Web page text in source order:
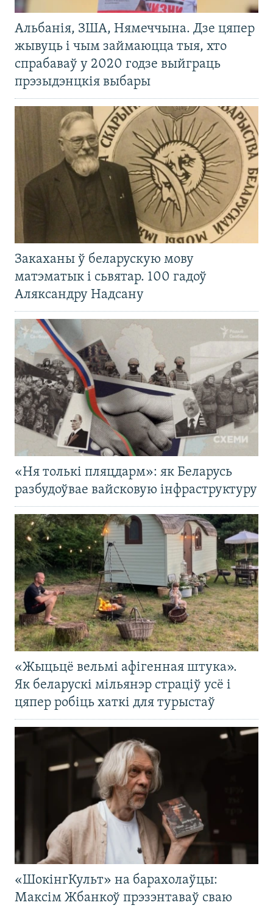
Альбанія, ЗША, Нямеччына. Дзе цяпер
жывуць і чым займаюцца тыя, хто
спрабаваў у 2020 годзе выйграць
прэзыдэнцкія выбары
Закаханы ў беларускую мову
матэматык і сьвятар. 100 гадоў
Аляксандру Надсану
«Ня толькі пляцдарм»: як Беларусь
разбудоўвае вайсковую інфраструктуру
«Жыцьцё вельмі афігенная штука».
Як беларускі мільянэр страціў усё і
цяпер робіць хаткі для турыстаў
«ШокінгКульт» на барахолаўцы:
Максім Жбанкоў прэзэнтаваў сваю